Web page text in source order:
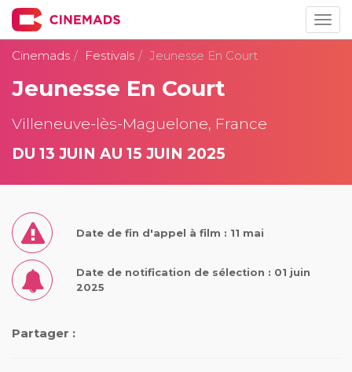
Cinemads
Festivals Jeunesse En Court
Jeunesse En Court
Villeneuve-lès-Maguelone, France
DU 13 JUIN AU 15 JUIN 2025
Date de fin d'appel à film : 11 mai
Date de notification de sélection : 01 juin
2025
Partager :